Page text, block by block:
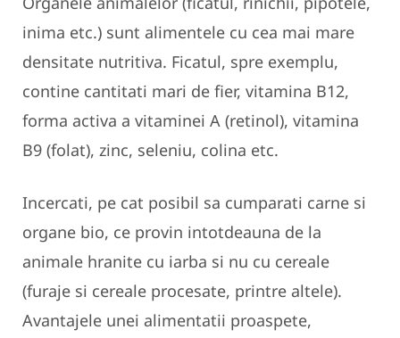
inima etc.) sunt alimentele cu cea mai mare
densitate nutritiva. Ficatul, spre exemplu,
contine cantitati mari de fier, vitamina B12,
forma activa a vitaminei A (retinol), vitamina
B9 (folat), zinc, seleniu, colina etc.
Incercati, pe cat posibil sa cumparati carne si
organe bio, ce provin intotdeauna de la
animale hranite cu iarba si nu cu cereale
(furaje si cereale procesate, printre altele).
Avantajele unei alimentatii proaspete,